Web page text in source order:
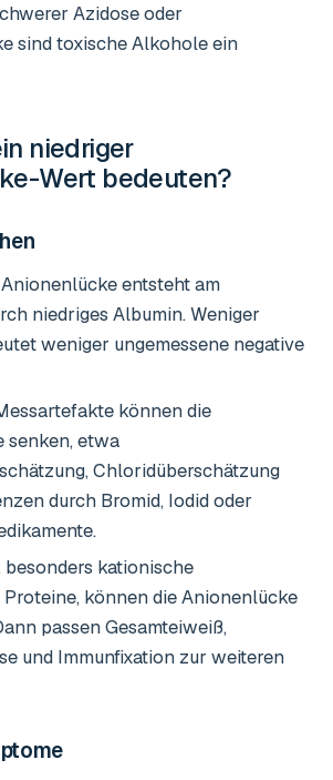
Azidose oder
sind toxische Alkohole ein
niedriger
Wert bedeuten?
entsteht am
niedriges Albumin. Weniger
weniger ungemessene negative
können die
senken, etwa
Chloridüberschätzung
durch Bromid, Iodid oder
besonders kationische
können die Anionenlücke
passen Gesamteiweiß,
und Immunfixation zur weiteren